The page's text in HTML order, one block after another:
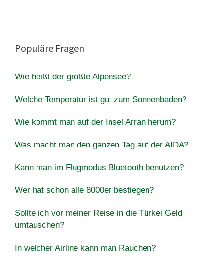
Populäre Fragen
Wie heißt der größte Alpensee?
Welche Temperatur ist gut zum Sonnenbaden?
Wie kommt man auf der Insel Arran herum?
Was macht man den ganzen Tag auf der AIDA?
Kann man im Flugmodus Bluetooth benutzen?
Wer hat schon alle 8000er bestiegen?
Sollte ich vor meiner Reise in die Türkei Geld
umtauschen?
In welcher Airline kann man Rauchen?